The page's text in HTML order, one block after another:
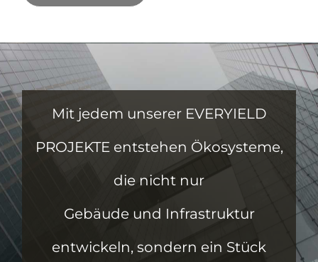
Mit jedem unserer EVERYIELD
PROJEKTE entstehen Ökosysteme,
die nicht nur
Gebäude und Infrastruktur
entwickeln, sondern ein Stück